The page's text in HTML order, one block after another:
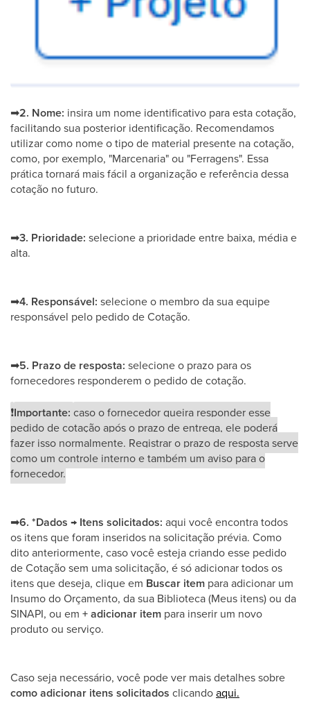
➡2. Nome: insira um nome identificativo para esta cotação,
facilitando sua posterior identificação. Recomendamos
utilizar como nome o tipo de material presente na cotação,
como, por exemplo, "Marcenaria" ou "Ferragens". Essa
prática tornará mais fácil a organização e referência dessa
cotação no futuro.
➡3. Prioridade: selecione a prioridade entre baixa, média e
alta.
➡4. Responsável: selecione o membro da sua equipe
responsável pelo pedido de Cotação.
➡5. Prazo de resposta: selecione o prazo para os
fornecedores responderem o pedido de cotação.
❗Importante: caso o fornecedor queira responder esse
pedido de cotação após o prazo de entrega, ele poderá
fazer isso normalmente. Registrar o prazo de resposta serve
como um controle interno e também um aviso para o
fornecedor.
➡6. *Dados → Itens solicitados: aqui você encontra todos
os itens que foram inseridos na solicitação prévia. Como
dito anteriormente, caso você esteja criando esse pedido
de Cotação sem uma solicitação, é só adicionar todos os
itens que deseja, clique em Buscar item para adicionar um
Insumo do Orçamento, da sua Biblioteca (Meus itens) ou da
SINAPI, ou em + adicionar item para inserir um novo
produto ou serviço.
Caso seja necessário, você pode ver mais detalhes sobre
como adicionar itens solicitados clicandoaqui.